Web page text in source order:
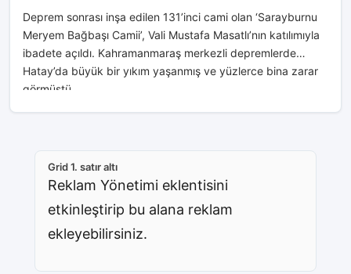
Deprem sonrası inşa edilen 131’inci cami olan ‘Sarayburnu
Meryem Bağbaşı Camii’, Vali Mustafa Masatlı’nın katılımıyla
ibadete açıldı. Kahramanmaraş merkezli depremlerde
Hatay’da büyük bir yıkım yaşanmış ve yüzlerce bina zarar
görmüştü....
Grid 1. satır altı
Reklam Yönetimi eklentisini
etkinleştirip bu alana reklam
ekleyebilirsiniz.